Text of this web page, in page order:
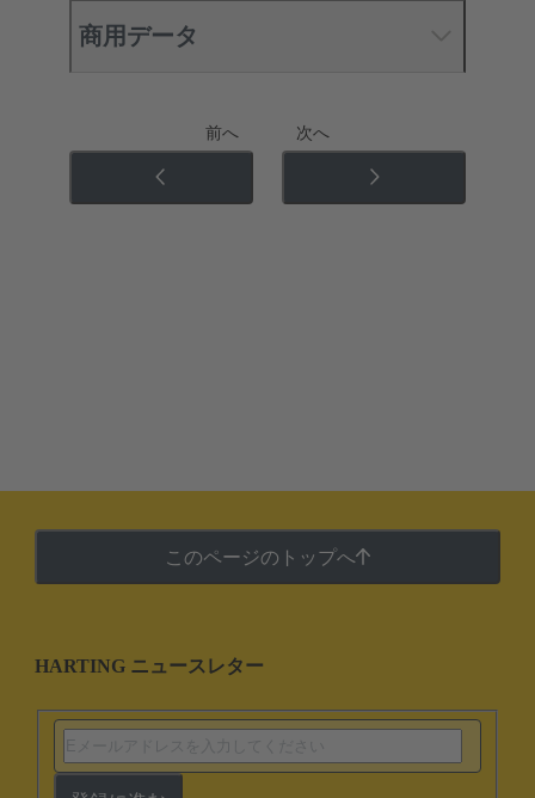
商用データ
前へ 次へ
このページのトップへ
HARTING ニュースレター